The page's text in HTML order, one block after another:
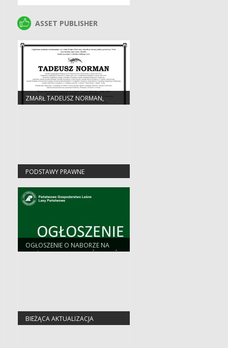
ASSET PUBLISHER
ASSET PUBLISHER
ZMARŁ TADEUSZ NORMAN,
EMERYTOWANY DYREKTOR RDLP
PODSTAWY PRAWNE
OGŁOSZENIE O NABORZE NA
STAŻ DLA ABSOLWENTÓW SZKÓŁ
BIEŻĄCA AKTUALIZACJA